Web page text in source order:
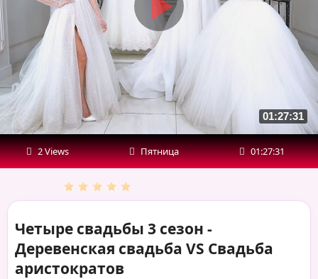
Деревенская
свадьба
VS
Свадьба
аристократов
01:27:31
2 Views Пятница 01:27:31
Четыре свадьбы 3 сезон -
Деревенская свадьба VS Свадьба
аристократов